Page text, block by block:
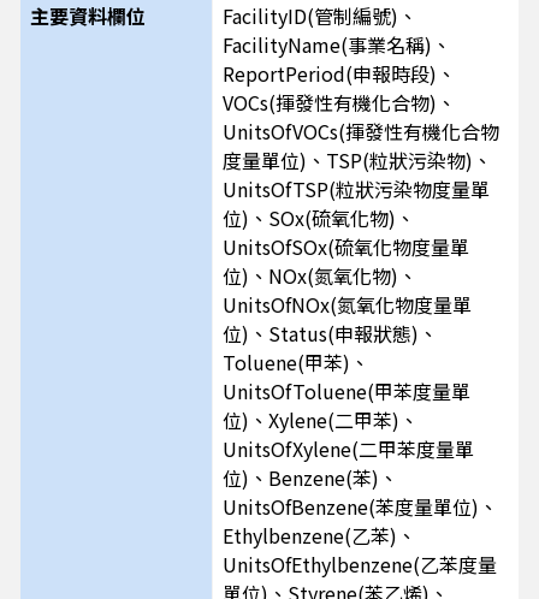
主要資料欄位
FacilityID(管制編號)、
FacilityName(事業名稱)、
ReportPeriod(申報時段)、
VOCs(揮發性有機化合物)、
UnitsOfVOCs(揮發性有機化合物
度量單位)、TSP(粒狀污染物)、
UnitsOfTSP(粒狀污染物度量單
位)、SOx(硫氧化物)、
UnitsOfSOx(硫氧化物度量單
位)、NOx(氮氧化物)、
UnitsOfNOx(氮氧化物度量單
位)、Status(申報狀態)、
Toluene(甲苯)、
UnitsOfToluene(甲苯度量單
位)、Xylene(二甲苯)、
UnitsOfXylene(二甲苯度量單
位)、Benzene(苯)、
UnitsOfBenzene(苯度量單位)、
Ethylbenzene(乙苯)、
UnitsOfEthylbenzene(乙苯度量
單位)、Styrene(苯乙烯)、